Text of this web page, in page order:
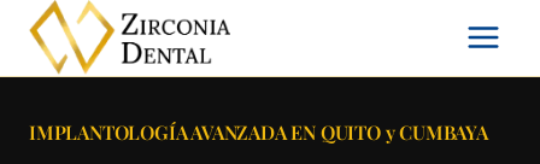
Saltar
contenido
IMPLANTOLOGÍA AVANZADA EN QUITO y CUMBAYA